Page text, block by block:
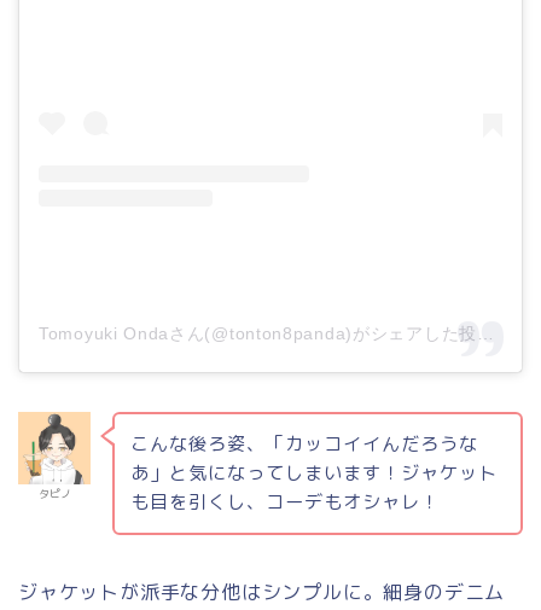
タピノ
こんな後ろ姿、「カッコイイんだろうな
あ」と気になってしまいます！ジャケット
も目を引くし、コーデもオシャレ！
ジャケットが派手な分他はシンプルに。細身のデニム